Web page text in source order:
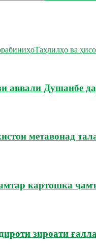
Таҳлилҳо ва
аввали Душанбе
метавонад
картошка
зироати